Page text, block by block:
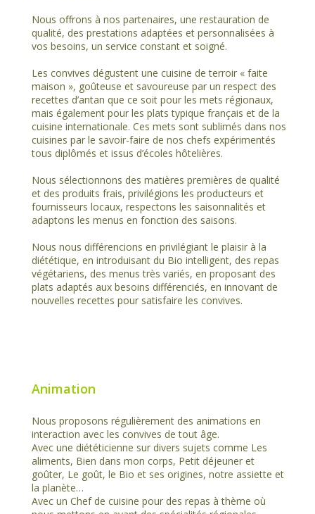
Nous offrons à nos partenaires, une restauration de
qualité, des prestations adaptées et personnalisées à
vos besoins, un service constant et soigné.
Les convives dégustent une cuisine de terroir « faite
maison », goûteuse et savoureuse par un respect des
recettes d’antan que ce soit pour les mets régionaux,
mais également pour les plats typique français et de la
cuisine internationale. Ces mets sont sublimés dans nos
cuisines par le savoir-faire de nos chefs expérimentés
tous diplômés et issus d’écoles hôtelières.
Nous sélectionnons des matières premières de qualité
et des produits frais, privilégions les producteurs et
fournisseurs locaux, respectons les saisonnalités et
adaptons les menus en fonction des saisons.
Nous nous différencions en privilégiant le plaisir à la
diététique, en introduisant du Bio intelligent, des repas
végétariens, des menus très variés, en proposant des
plats adaptés aux besoins différenciés, en innovant de
nouvelles recettes pour satisfaire les convives.
Animation
Nous proposons régulièrement des animations en
interaction avec les convives de tout âge.
Avec une diététicienne sur divers sujets comme Les
aliments, Bien dans mon corps, Petit déjeuner et
goûter, Le goût, le Bio et ses origines, notre assiette et
la planète…
Avec un Chef de cuisine pour des repas à thème où